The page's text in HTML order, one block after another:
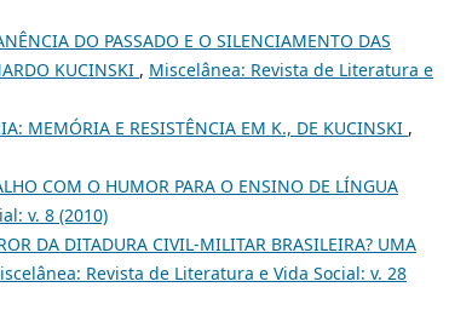
DO PASSADO E O SILENCIAMENTO DAS
KUCINSKI , Miscelânea: Revista de Literatura e
MEMÓRIA E RESISTÊNCIA EM K., DE KUCINSKI ,
COM O HUMOR PARA O ENSINO DE LÍNGUA
v. 8 (2010)
DA DITADURA CIVIL-MILITAR BRASILEIRA? UMA
Revista de Literatura e Vida Social: v. 28